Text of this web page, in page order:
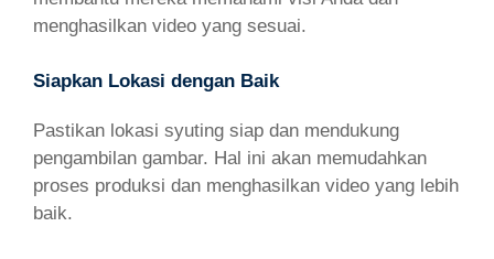
menghasilkan video yang sesuai.
Siapkan Lokasi dengan Baik
Pastikan lokasi syuting siap dan mendukung
pengambilan gambar. Hal ini akan memudahkan
proses produksi dan menghasilkan video yang lebih
baik.